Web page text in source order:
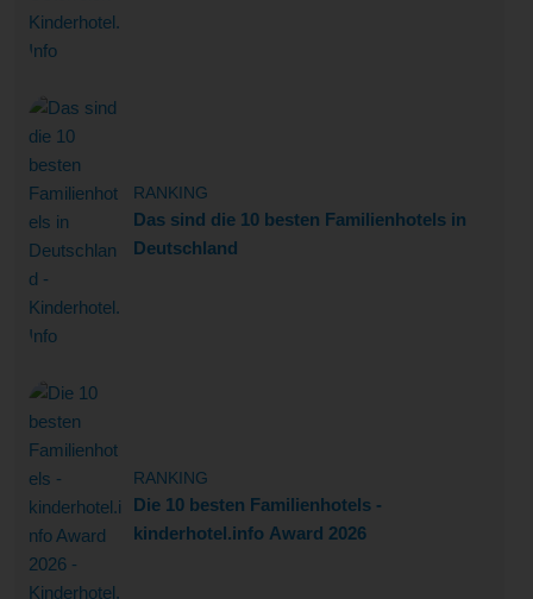
RANKING
Das sind die 10 besten Familienhotels in
Deutschland
RANKING
Die 10 besten Familienhotels -
kinderhotel.info Award 2026